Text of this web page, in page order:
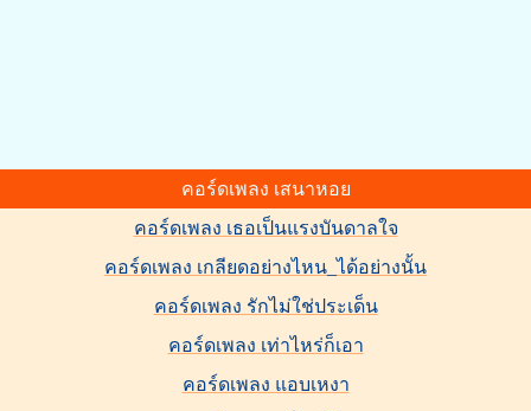
คอร์ดเพลง เสนาหอย
คอร์ดเพลง เธอเป็นแรงบันดาลใจ
คอร์ดเพลง เกลียดอย่างไหน_ได้อย่างนั้น
คอร์ดเพลง รักไม่ใช่ประเด็น
คอร์ดเพลง เท่าไหร่ก็เอา
คอร์ดเพลง แอบเหงา